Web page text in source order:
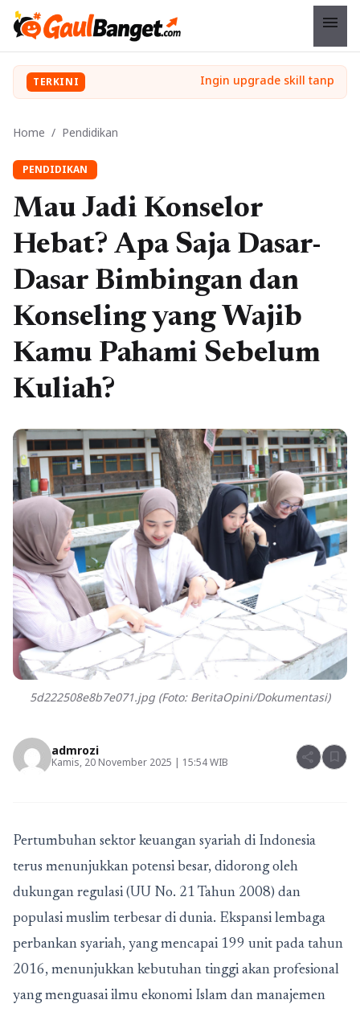
menu
TERKINI
Home / Pendidikan
PENDIDIKAN
Mau Jadi Konselor
Hebat? Apa Saja Dasar-
Dasar Bimbingan dan
Konseling yang Wajib
Kamu Pahami Sebelum
Kuliah?
5d222508e8b7e071.jpg (Foto: BeritaOpini/Dokumentasi)
admrozi
Kamis, 20 November 2025 | 15:54 WIB share bookmark
Pertumbuhan sektor keuangan syariah di Indonesia
terus menunjukkan potensi besar, didorong oleh
dukungan regulasi (UU No. 21 Tahun 2008) dan
populasi muslim terbesar di dunia. Ekspansi lembaga
perbankan syariah, yang mencapai 199 unit pada tahun
2016, menunjukkan kebutuhan tinggi akan profesional
yang menguasai ilmu ekonomi Islam dan manajemen